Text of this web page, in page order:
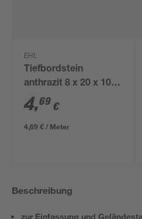
EHL
Tiefbordstein
anthrazit 8 x 20 x 100
cm
4,69 €
4,69 € / Meter
Beschreibung
zur Einfassung und